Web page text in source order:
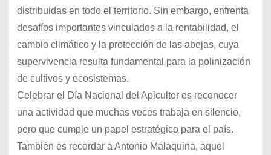
distribuidas en todo el territorio. Sin embargo, enfrenta
desafíos importantes vinculados a la rentabilidad, el
cambio climático y la protección de las abejas, cuya
supervivencia resulta fundamental para la polinización
de cultivos y ecosistemas.
Celebrar el Día Nacional del Apicultor es reconocer
una actividad que muchas veces trabaja en silencio,
pero que cumple un papel estratégico para el país.
También es recordar a Antonio Malaquina, aquel